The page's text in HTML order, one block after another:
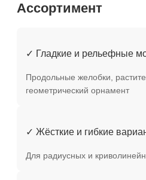
Ассортимент
✓ Гладкие и рельефные
Продольные желобки,
геометрический орнамент
✓ Жёсткие и гибкие
Для радиусных и